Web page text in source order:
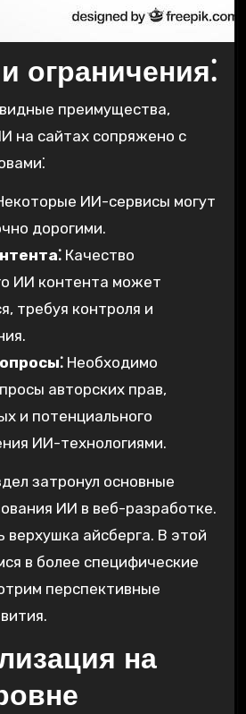
ограничения⁚
преимущества,
на сайтах сопряжено с
ИИ-сервисы могут
дорогими.
Качество
ИИ контента может
требуя контроля и
Необходимо
авторских прав,
и потенциального
ИИ-технологиями.
затронул основные
ИИ в веб-разработке.
верхушка айсберга. В этой
в более специфические
перспективные
на